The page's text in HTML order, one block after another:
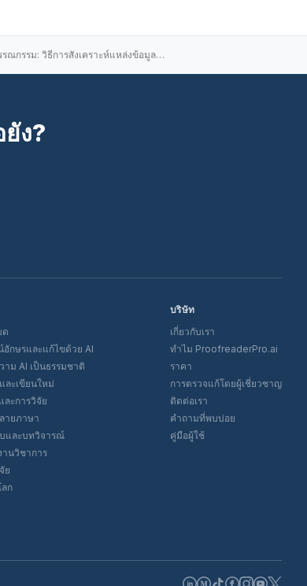
แผน Academic Plus
เคล็ดลับการทบทวนวรรณกรรม: วิธีการสังเคราะห์แหล่งข้อมูลอย่างมีประสิทธิภาพ
ง?
ด
อักษรและแก้ไขด้วย AI
าม AI เป็นธรรมชาติ
ละเขียนใหม่
ละการวิจัย
ายภาษา
บและบทวิจารณ์
านวิชาการ
ย
ก
บริษัท
เกี่ยวกับเรา
ทำไม ProofreaderPro.ai
ราคา
การตรวจแก้โดยผู้เชี่ยวชาญ
ติดต่อเรา
คำถามที่พบบ่อย
คู่มือผู้ใช้